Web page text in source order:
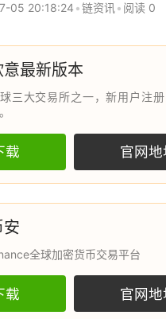
05 20:18:24 •链资讯 • 阅读 0
意最新版本
三大交易所之一，新用户注
载 官网地
安
全球加密货币交易平台
载 官网地